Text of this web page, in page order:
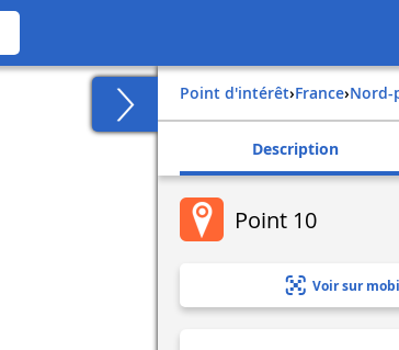
Point d'intérêt› france›
Description
Point 10
Voir sur